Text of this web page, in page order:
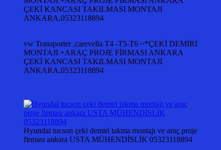
ÇEKİ KANCASI TAKILMASI MONTAJI
ANKARA,05323118894
vw Transporter ,carevella T4 -T5-T6 ~*ÇEKİ DEMİRİ
MONTAJI +ARAÇ PROJE FİRMASI ANKARA
ÇEKİ KANCASI TAKILMASI MONTAJI
ANKARA,05323118894
Hyundai tucson çeki demiri takma montajı ve araç proje
firması ankara USTA MÜHENDİSLİK 05323118894